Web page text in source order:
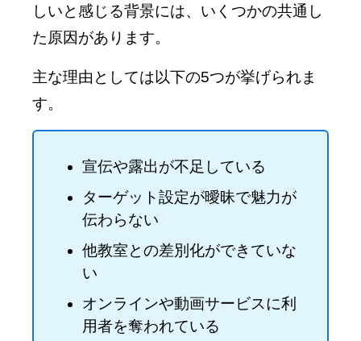
しいと感じる背景には、いくつかの共通し
た原因があります。
主な理由としては以下の5つが挙げられま
す。
宣伝や露出が不足している
ターゲット設定が曖昧で魅力が
伝わらない
他教室との差別化ができていな
い
オンラインや動画サービスに利
用者を奪われている